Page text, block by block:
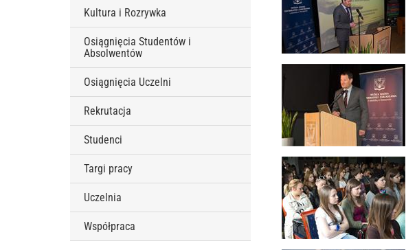
Kultura i Rozrywka
Osiągnięcia Studentów i
Absolwentów
Osiągnięcia Uczelni
Rekrutacja
Studenci
Targi pracy
Uczelnia
Współpraca